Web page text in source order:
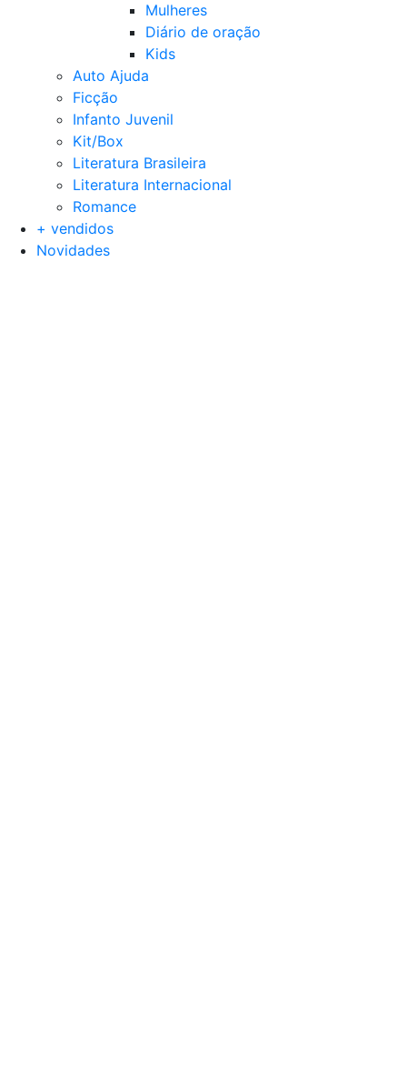
Mulheres
Diário de oração
Kids
Auto Ajuda
Ficção
Infanto Juvenil
Kit/Box
Literatura Brasileira
Literatura Internacional
Romance
+ vendidos
Novidades